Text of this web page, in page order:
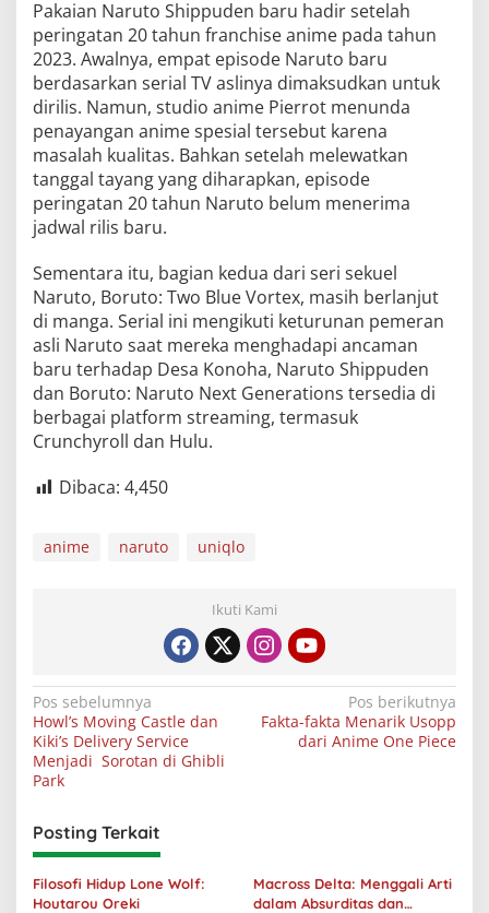
Pakaian Naruto Shippuden baru hadir setelah
peringatan 20 tahun franchise anime pada tahun
2023. Awalnya, empat episode Naruto baru
berdasarkan serial TV aslinya dimaksudkan untuk
dirilis. Namun, studio anime Pierrot menunda
penayangan anime spesial tersebut karena
masalah kualitas. Bahkan setelah melewatkan
tanggal tayang yang diharapkan, episode
peringatan 20 tahun Naruto belum menerima
jadwal rilis baru.
Sementara itu, bagian kedua dari seri sekuel
Naruto, Boruto: Two Blue Vortex, masih berlanjut
di manga. Serial ini mengikuti keturunan pemeran
asli Naruto saat mereka menghadapi ancaman
baru terhadap Desa Konoha, Naruto Shippuden
dan Boruto: Naruto Next Generations tersedia di
berbagai platform streaming, termasuk
Crunchyroll dan Hulu.
Dibaca: 4,450
anime naruto uniqlo
Ikuti Kami
Navigasi
pos
Pos sebelumnya
Howl’s Moving Castle dan
Kiki’s Delivery Service
Menjadi Sorotan di Ghibli
Park
Pos berikutnya
Fakta-fakta Menarik Usopp
dari Anime One Piece
Posting Terkait
Filosofi Hidup Lone Wolf:
Houtarou Oreki
Macross Delta: Menggali Arti
dalam Absurditas dan